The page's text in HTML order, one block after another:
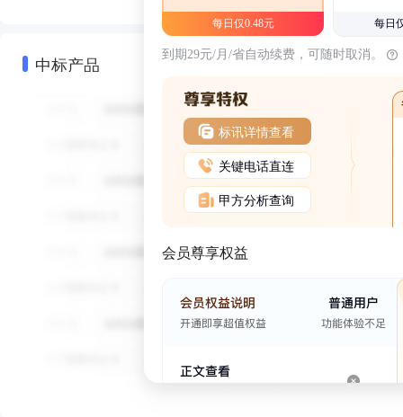
中标产品
每日仅0.48元 每日
到期29元/月/省自动续费，可随时取消。
标讯详情查看
关键电话直连
甲方分析查询
会员尊享权益